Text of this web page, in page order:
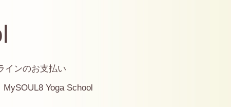
インのお支払い
MySOUL8 Yoga School